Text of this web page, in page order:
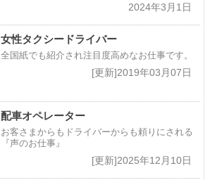
2024年3月1日
女性タクシードライバー
全国紙でも紹介され注目度高めなお仕事です。
[更新]2019年03月07日
配車オペレーター
お客さまからもドライバーからも頼りにされる
『声のお仕事』
[更新]2025年12月10日